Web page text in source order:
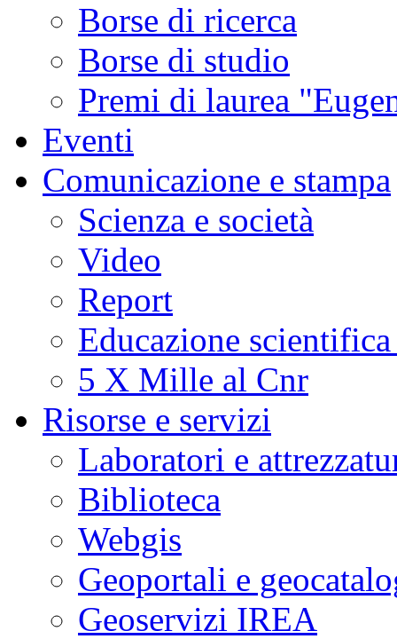
Borse di ricerca
Borse di studio
Premi di laurea
Eventi
Comunicazione e stampa
Scienza e società
Video
Report
Educazione
5 X Mille al Cnr
Risorse e servizi
Laboratori e
Biblioteca
Webgis
Geoportali e
Geoservizi IREA